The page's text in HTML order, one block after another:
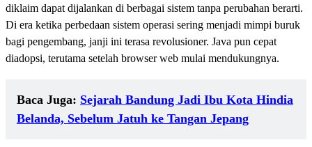
diklaim dapat dijalankan di berbagai sistem tanpa perubahan berarti.
Di era ketika perbedaan sistem operasi sering menjadi mimpi buruk
bagi pengembang, janji ini terasa revolusioner. Java pun cepat
diadopsi, terutama setelah browser web mulai mendukungnya.
Baca Juga: Sejarah Bandung Jadi Ibu Kota Hindia
Belanda, Sebelum Jatuh ke Tangan Jepang